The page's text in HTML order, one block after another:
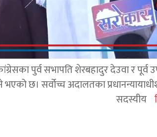
पुर्व सभापति शेरबहादुर देउवा र
छ। सर्वोच्च अदालतका
सदस्यीय